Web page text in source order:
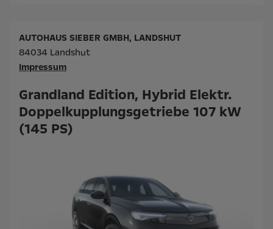
Grandland Edition, Hybrid Elektr.
Doppelkupplungsgetriebe 107 kW
(145 PS)
AUTOHAUS SIEBER GMBH, LANDSHUT
84034 Landshut
Impressum